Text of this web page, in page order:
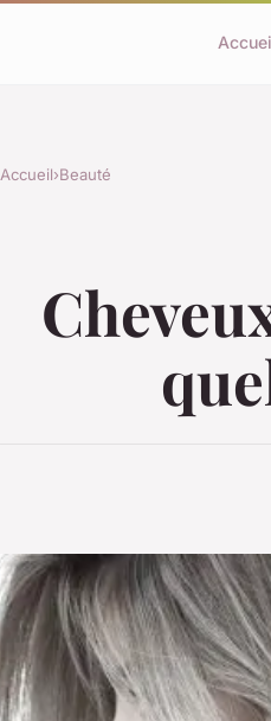
Accueil›Beauté